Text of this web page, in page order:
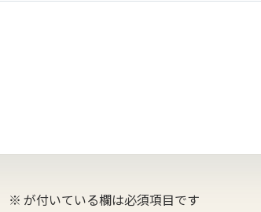
※ が付いている欄は必須項目です